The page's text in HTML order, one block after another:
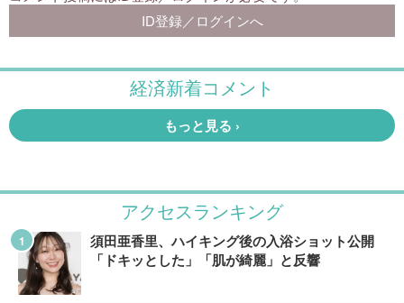
アクセスランキング
須田亜香里、ハイキング後の入浴ショット公開
「ドキッとした」「肌が綺麗」と反響